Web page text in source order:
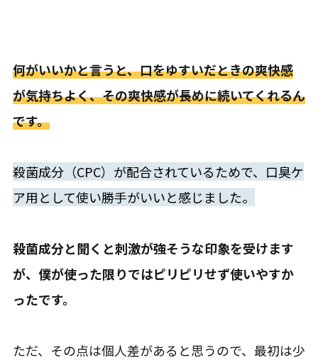
何がいいかと言うと、口をゆすいだときの爽快感
が気持ちよく、その爽快感が長めに続いてくれるん
です。
殺菌成分（CPC）が配合されているためで、口臭ケ
ア用として使い勝手がいいと感じました。
殺菌成分と聞くと刺激が強そうな印象を受けます
が、僕が使った限りではピリピリせず使いやすか
ったです。
ただ、その点は個人差があると思うので、最初は少